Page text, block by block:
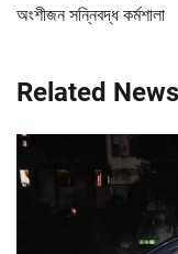
অংশীজন সন্নিবদ্ধ কর্মশালা
Related News